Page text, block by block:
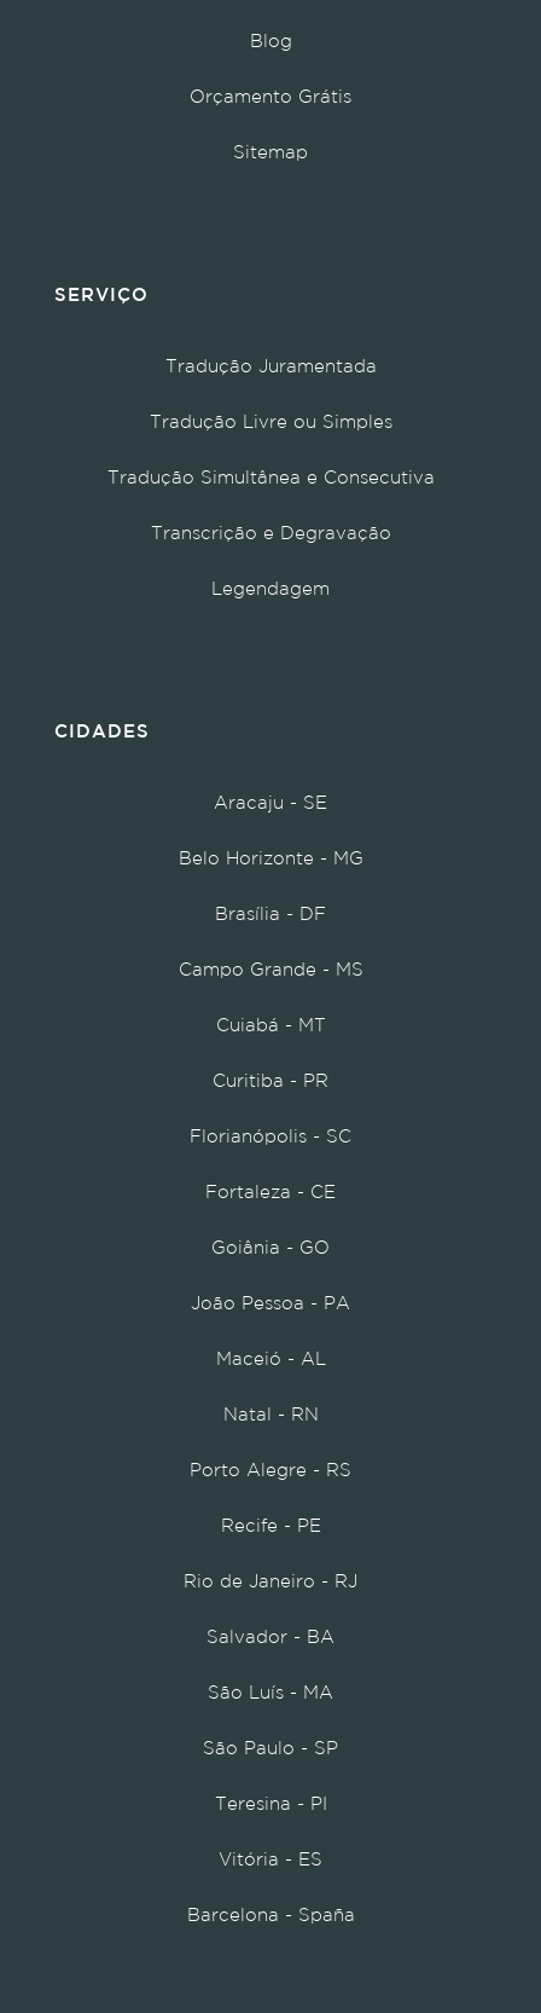
Blog
Orçamento Grátis
Sitemap
SERVIÇO
Tradução Juramentada
Tradução Livre ou Simples
Tradução Simultânea e Consecutiva
Transcrição e Degravação
Legendagem
CIDADES
Aracaju - SE
Belo Horizonte - MG
Brasília - DF
Campo Grande - MS
Cuiabá - MT
Curitiba - PR
Florianópolis - SC
Fortaleza - CE
Goiânia - GO
João Pessoa - PA
Maceió - AL
Natal - RN
Porto Alegre - RS
Recife - PE
Rio de Janeiro - RJ
Salvador - BA
São Luís - MA
São Paulo - SP
Teresina - PI
Vitória - ES
Barcelona - Spaña